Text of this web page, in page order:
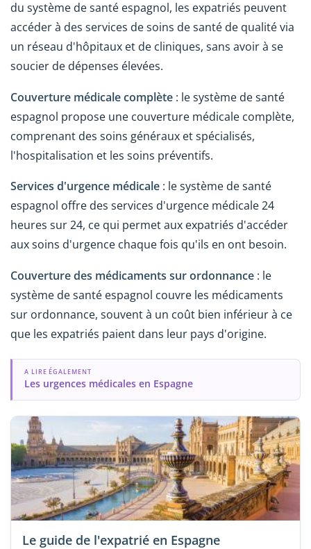
du système de santé espagnol, les expatriés peuvent
accéder à des services de soins de santé de qualité via
un réseau d'hôpitaux et de cliniques, sans avoir à se
soucier de dépenses élevées.
Couverture médicale complète : le système de santé
espagnol propose une couverture médicale complète,
comprenant des soins généraux et spécialisés,
l'hospitalisation et les soins préventifs.
Services d'urgence médicale : le système de santé
espagnol offre des services d'urgence médicale 24
heures sur 24, ce qui permet aux expatriés d'accéder
aux soins d'urgence chaque fois qu'ils en ont besoin.
Couverture des médicaments sur ordonnance : le
système de santé espagnol couvre les médicaments
sur ordonnance, souvent à un coût bien inférieur à ce
que les expatriés paient dans leur pays d'origine.
A LIRE ÉGALEMENT
Les urgences médicales en Espagne
Le guide de l'expatrié en Espagne